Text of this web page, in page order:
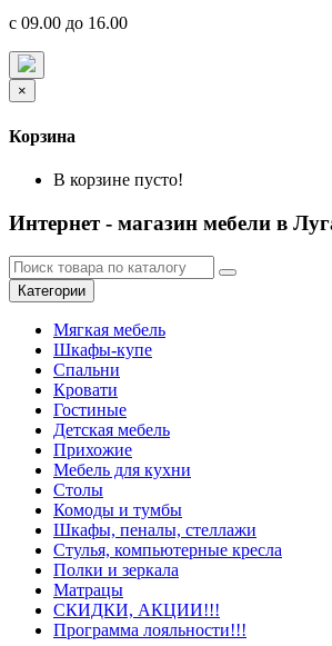
с 09.00 до 16.00
×
Корзина
В корзине пусто!
Интернет - магазин мебели в
Категории
Мягкая мебель
Шкафы-купе
Спальни
Кровати
Гостиные
Детская мебель
Прихожие
Мебель для кухни
Столы
Комоды и тумбы
Шкафы, пеналы, стеллажи
Стулья, компьютерные кресла
Полки и зеркала
Матрацы
СКИДКИ, АКЦИИ!!!
Программа лояльности!!!